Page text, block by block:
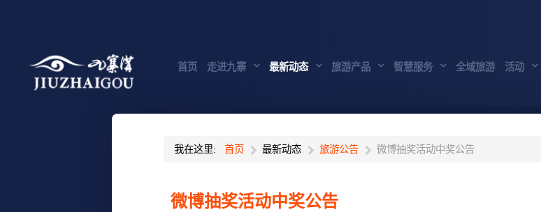
首页 走进九寨 最新动态 旅游产品 智慧服务 全域旅游 活动
我在这里: 首页 最新动态 旅游公告 微博抽奖活动中奖公告
微博抽奖活动中奖公告